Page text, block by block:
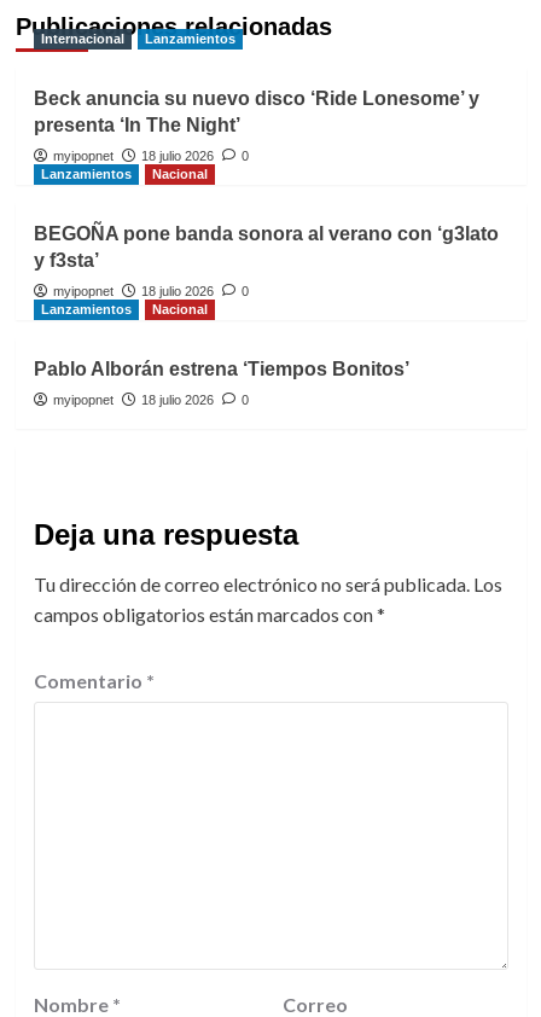
Publicaciones relacionadas
Internacional Lanzamientos
Beck anuncia su nuevo disco ‘Ride Lonesome’ y
presenta ‘In The Night’
myipopnet 18 julio 2026
0
Lanzamientos
Nacional
BEGOÑA pone banda sonora al verano con ‘g3lato
y f3sta’
myipopnet 18 julio 2026
0
Lanzamientos
Nacional
Pablo Alborán estrena ‘Tiempos Bonitos’
myipopnet 18 julio 2026 0
Deja una respuesta
Tu dirección de correo electrónico no será publicada. Los
campos obligatorios están marcados con*
Comentario *
Nombre *
Correo